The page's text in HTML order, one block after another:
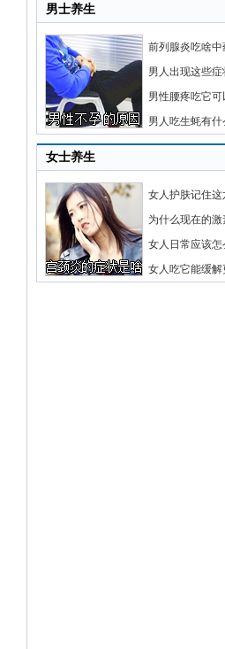
男士养生
前列腺炎吃啥中
男人出现这些
男性腰疼吃它
男人吃生蚝有
女士养生
女人护肤记住这
为什么现在的
女人日常应该
女人吃它能缓